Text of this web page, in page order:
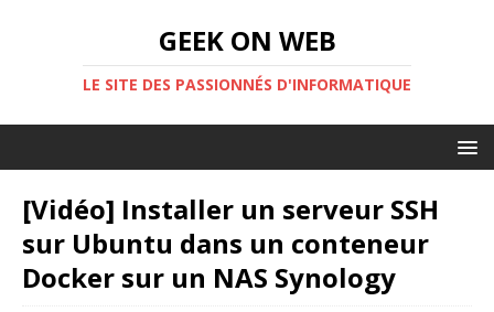
GEEK ON WEB
LE SITE DES PASSIONNÉS D'INFORMATIQUE
[Vidéo] Installer un serveur SSH
sur Ubuntu dans un conteneur
Docker sur un NAS Synology